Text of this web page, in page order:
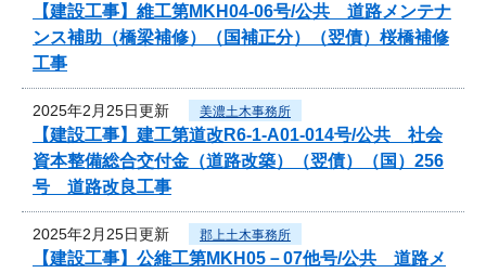
【建設工事】維工第MKH04-06号/公共 道路メンテナ
ンス補助（橋梁補修）（国補正分）（翌債）桜橋補修
工事
2025年2月25日更新 美濃土木事務所
【建設工事】建工第道改R6-1-A01-014号/公共 社会
資本整備総合交付金（道路改築）（翌債）（国）256
号 道路改良工事
2025年2月25日更新 郡上土木事務所
【建設工事】公維工第MKH05－07他号/公共 道路メ